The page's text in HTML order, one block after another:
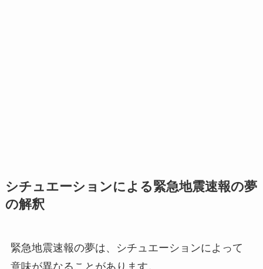
シチュエーションによる緊急地震速報の夢
の解釈
緊急地震速報の夢は、シチュエーションによって